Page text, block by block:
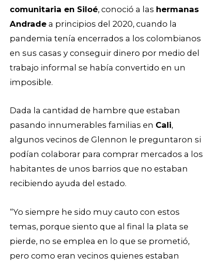
comunitaria en Siloé, conoció a las hermanas
Andrade a principios del 2020, cuando la
pandemia tenía encerrados a los colombianos
en sus casas y conseguir dinero por medio del
trabajo informal se había convertido en un
imposible.
Dada la cantidad de hambre que estaban
pasando innumerables familias en Cali,
algunos vecinos de Glennon le preguntaron si
podían colaborar para comprar mercados a los
habitantes de unos barrios que no estaban
recibiendo ayuda del estado.
“Yo siempre he sido muy cauto con estos
temas, porque siento que al final la plata se
pierde, no se emplea en lo que se prometió,
pero como eran vecinos quienes estaban